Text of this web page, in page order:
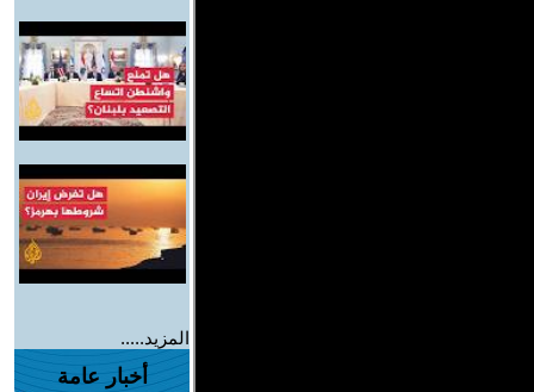
المزيد.....
أخبار عامة